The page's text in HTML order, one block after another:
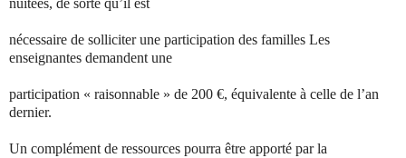
nuitées, de sorte qu’il est
nécessaire de solliciter une participation des familles Les
enseignantes demandent une
participation « raisonnable » de 200 €, équivalente à celle de l’an
dernier.
Un complément de ressources pourra être apporté par la